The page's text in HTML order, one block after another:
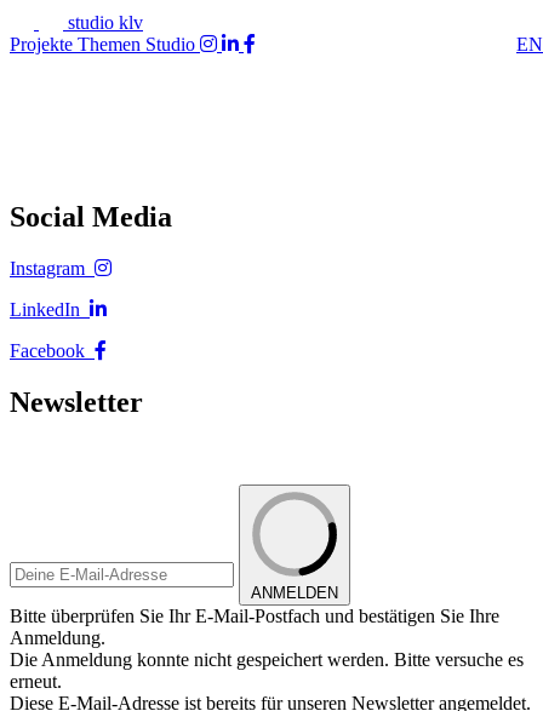
studio klv
Projekte Themen Studio EN
Social Media
Instagram
LinkedIn
Facebook
Newsletter
ANMELDEN
Bitte überprüfen Sie Ihr E-Mail-Postfach und bestätigen Sie Ihre
Anmeldung.
Die Anmeldung konnte nicht gespeichert werden. Bitte versuche es
erneut.
Diese E-Mail-Adresse ist bereits für unseren Newsletter angemeldet.